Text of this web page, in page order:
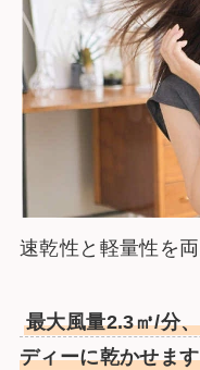
速乾性と軽量性を
最大風量2.3㎥/分
ディーに乾かせます